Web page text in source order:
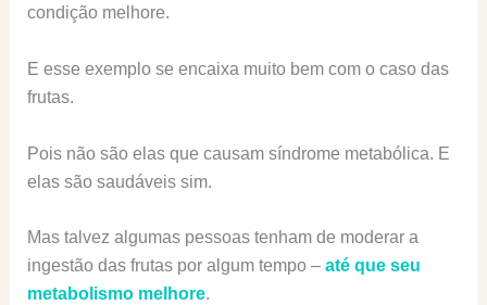
condição melhore.
E esse exemplo se encaixa muito bem com o caso das
frutas.
Pois não são elas que causam síndrome metabólica. E
elas são saudáveis sim.
Mas talvez algumas pessoas tenham de moderar a
ingestão das frutas por algum tempo – até que seu
metabolismo melhore.